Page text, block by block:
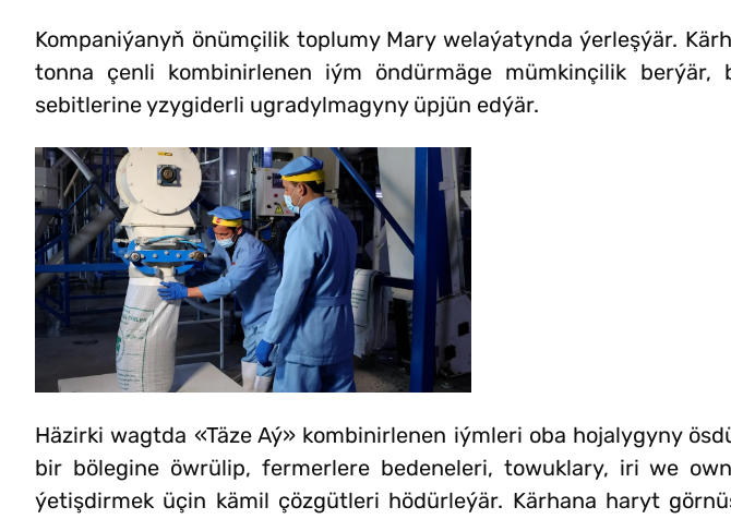
Kompaniýanyň önümçilik toplumy Mary welaýatynda ýerleşýär.
tonna çenli kombinirlenen iým öndürmäge mümkinçilik
sebitlerine yzygiderli ugradylmagyny üpjün edýär.
Häzirki wagtda «Täze Aý» kombinirlenen iýmleri oba hojalygyny
bir bölegine öwrülip, fermerlere bedeneleri, towuklary, iri we
ýetişdirmek üçin kämil çözgütleri hödürleýär. Kärhana haryt